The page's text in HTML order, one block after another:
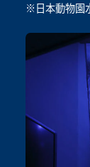
※日本動物園